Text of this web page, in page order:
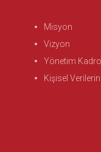
Misyon
Vizyon
Yönetim
Kişisel